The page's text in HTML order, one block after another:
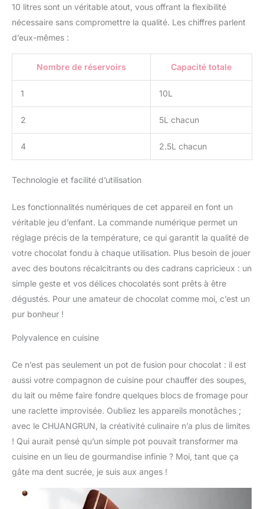
précise et scientifique.
L'intérieur de la machine
chauffer en même
uniformément, gardant le
chocolat uniformément
fondu à tout moment
pour éviter la
cokéfaction.
【CONCEPTION
conception rend ce
pratique pour un usage
professionnel et
domestique. En raison
de son petit volume, la
machine est portable et
facile à déplacer.
【UTILISATION À LARGE
GAMME】-- La machine
les boulangeries, les
cafés, les fontaines à
chocolat, etc. Notre
machine peut également
être utilisée pour chauffer
ou faire fondre du
beurre, du lait, des
bougies et du savon.
10 litres sont un véritable atout, vous offrant la flexibilité
nécessaire sans compromettre la qualité. Les chiffres parlent
d’eux-mêmes :
Nombre de réservoirs Capacité totale
1 10L
2 5L chacun
4 2.5L chacun
Technologie et facilité d’utilisation
Les fonctionnalités numériques de cet appareil en font un
véritable jeu d’enfant. La commande numérique permet un
réglage précis de la température, ce qui garantit la qualité de
votre chocolat fondu à chaque utilisation. Plus besoin de jouer
avec des boutons récalcitrants ou des cadrans capricieux : un
simple geste et vos délices chocolatés sont prêts à être
dégustés. Pour une amateur de chocolat comme moi, c’est un
pur bonheur !
Polyvalence en cuisine
Ce n’est pas seulement un pot de fusion pour chocolat : il est
aussi votre compagnon de cuisine pour chauffer des soupes,
du lait ou même faire fondre quelques blocs de fromage pour
une raclette improvisée. Oubliez les appareils monotâches ;
avec le CHUANGRUN, la créativité culinaire n’a plus de limites
! Qui aurait pensé qu’un simple pot pouvait transformer ma
cuisine en un lieu de gourmandise infinie ? Moi, tant que ça
gâte ma dent sucrée, je suis aux anges !